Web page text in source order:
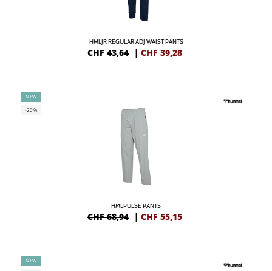
HMLJR REGULAR ADJ WAIST PANTS
CHF 43,64 | CHF 39,28
NEW
-20%
HMLPULSE PANTS
CHF 68,94 | CHF 55,15
NEW